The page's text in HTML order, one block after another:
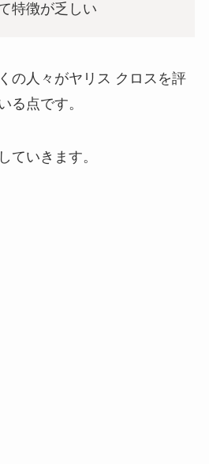
特徴が乏しい
の人々がヤリス クロスを評
る点です。
ていきます。